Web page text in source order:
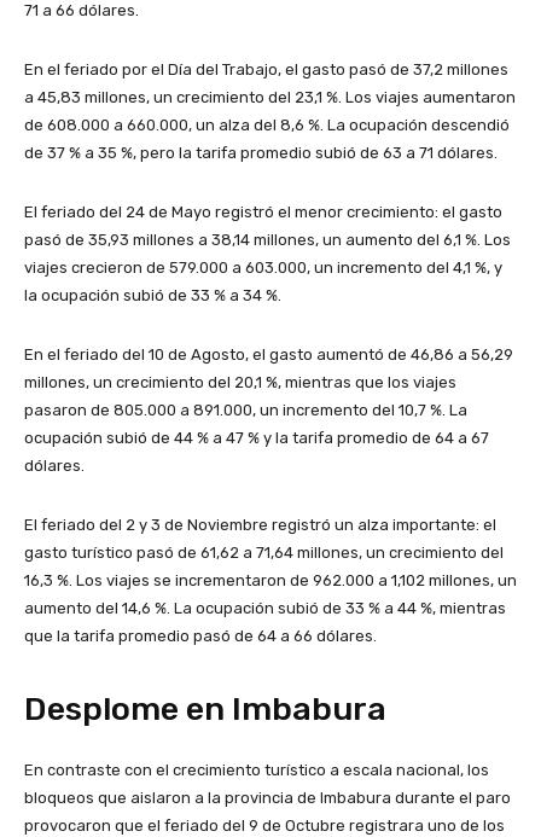
71 a 66 dólares.
En el feriado por el Día del Trabajo, el gasto pasó de 37,2 millones
a 45,83 millones, un crecimiento del 23,1 %. Los viajes aumentaron
de 608.000 a 660.000, un alza del 8,6 %. La ocupación descendió
de 37 % a 35 %, pero la tarifa promedio subió de 63 a 71 dólares.
El feriado del 24 de Mayo registró el menor crecimiento: el gasto
pasó de 35,93 millones a 38,14 millones, un aumento del 6,1 %. Los
viajes crecieron de 579.000 a 603.000, un incremento del 4,1 %, y
la ocupación subió de 33 % a 34 %.
En el feriado del 10 de Agosto, el gasto aumentó de 46,86 a 56,29
millones, un crecimiento del 20,1 %, mientras que los viajes
pasaron de 805.000 a 891.000, un incremento del 10,7 %. La
ocupación subió de 44 % a 47 % y la tarifa promedio de 64 a 67
dólares.
El feriado del 2 y 3 de Noviembre registró un alza importante: el
gasto turístico pasó de 61,62 a 71,64 millones, un crecimiento del
16,3 %. Los viajes se incrementaron de 962.000 a 1,102 millones, un
aumento del 14,6 %. La ocupación subió de 33 % a 44 %, mientras
que la tarifa promedio pasó de 64 a 66 dólares.
Desplome en Imbabura
En contraste con el crecimiento turístico a escala nacional, los
bloqueos que aislaron a la provincia de Imbabura durante el paro
provocaron que el feriado del 9 de Octubre registrara uno de los